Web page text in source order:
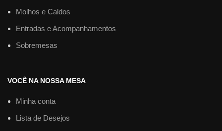
Molhos e Caldos
Entradas e Acompanhamentos
Sobremesas
VOCÊ NA NOSSA MESA
Minha conta
Lista de Desejos